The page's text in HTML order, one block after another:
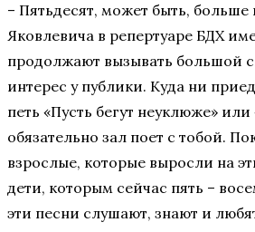
– Пятьдесят, может быть,
Яковлевича в репертуаре БДХ
продолжают вызывать большой
интерес у публики. Куда ни
петь «Пусть бегут неуклюже»
обязательно зал поет с тобой.
взрослые, которые выросли на
дети, которым сейчас пять –
эти песни слушают, знают и